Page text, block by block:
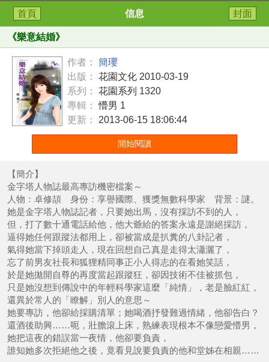
首頁 信息 封面
《樂意結婚》
作者：
簡瓔
出版：
花園文化 2010-03-19
系列：
花園系列 1320
專輯： 懵男 1
更新：
2013-06-15 18:06:44
開始閱讀
【簡介】
金字塔人物誌最高專訪機密檔案～
人物：卓修頡 身份：享譽國際、獲獎無數科學家 背景：謎。
她是金字塔人物誌記者，只要她出馬，沒有採訪不到的人，
但，打了數十通電話給他，他大爺給的答案永遠是謝絕採訪，
逼得她任何跟蹤法都用上，卻被當成是扒糞的八卦記者，
氣得她當下掉頭走人，現在回想自己真是走得太瀟灑了，
忘了前男友社長和狐狸精同事正小人得志的在看她笑話，
於是她拋開自尊的再度當起跟蹤狂，卻因技術不佳被抓包，
只是她沒想到傳說中的年輕科學家這麼「純情」，老是臉紅紅，
還異於常人的「瞭解」別人的意思～
她要專訪，他卻給採購清單；她喝酒抒發難過情緒，他卻告白？
還酒後助興……呃，壯膽滾上床，熟練表現根本不像戀愛懵男，
她把這夜的錯誤當一夜情，他卻要負責，
誰知她多次拒絕他之後，竟看見說要負責的他和堂姊在相親……